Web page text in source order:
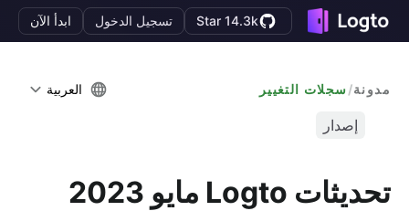
Star 14.3k تسجيل الدخول ابدأ الآن
مدونة/سجلات التغيير العربية
إصدار
تحديثات Logto مايو 2023